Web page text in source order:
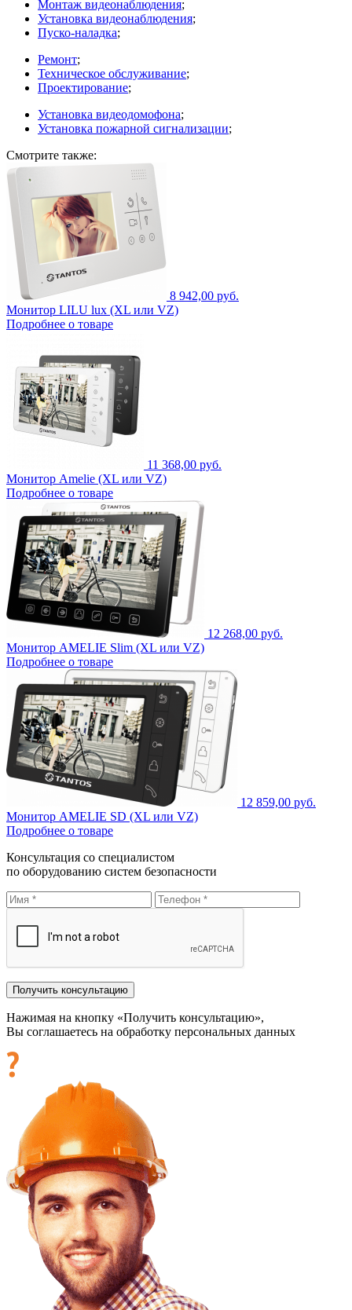
Монтаж видеонаблюдения;
Установка видеонаблюдения;
Пуско-наладка;
Ремонт;
Техническое обслуживание;
Проектирование;
Установка видеодомофона;
Установка пожарной сигнализации;
Смотрите также:
8 942,00 руб.
Монитор LILU lux (XL или VZ)
Подробнее о товаре
11 368,00 руб.
Монитор Amelie (XL или VZ)
Подробнее о товаре
12 268,00 руб.
Монитор AMELIE Slim (XL или VZ)
Подробнее о товаре
12 859,00 руб.
Монитор AMELIE SD (XL или VZ)
Подробнее о товаре
Консультация со специалистом
по оборудованию систем безопасности
Нажимая на кнопку «Получить консультацию»,
Вы соглашаетесь на обработку персональных данных